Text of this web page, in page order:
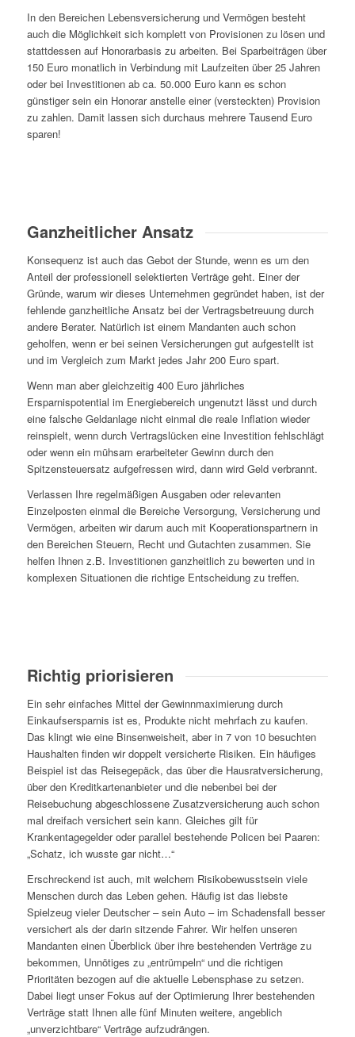
In den Bereichen Lebensversicherung und Vermögen besteht
auch die Möglichkeit sich komplett von Provisionen zu lösen und
stattdessen auf Honorarbasis zu arbeiten. Bei Sparbeiträgen über
150 Euro monatlich in Verbindung mit Laufzeiten über 25 Jahren
oder bei Investitionen ab ca. 50.000 Euro kann es schon
günstiger sein ein Honorar anstelle einer (versteckten) Provision
zu zahlen. Damit lassen sich durchaus mehrere Tausend Euro
sparen!
Ganzheitlicher Ansatz
Konsequenz ist auch das Gebot der Stunde, wenn es um den
Anteil der professionell selektierten Verträge geht. Einer der
Gründe, warum wir dieses Unternehmen gegründet haben, ist der
fehlende ganzheitliche Ansatz bei der Vertragsbetreuung durch
andere Berater. Natürlich ist einem Mandanten auch schon
geholfen, wenn er bei seinen Versicherungen gut aufgestellt ist
und im Vergleich zum Markt jedes Jahr 200 Euro spart.
Wenn man aber gleichzeitig 400 Euro jährliches
Ersparnispotential im Energiebereich ungenutzt lässt und durch
eine falsche Geldanlage nicht einmal die reale Inflation wieder
reinspielt, wenn durch Vertragslücken eine Investition fehlschlägt
oder wenn ein mühsam erarbeiteter Gewinn durch den
Spitzensteuersatz aufgefressen wird, dann wird Geld verbrannt.
Verlassen Ihre regelmäßigen Ausgaben oder relevanten
Einzelposten einmal die Bereiche Versorgung, Versicherung und
Vermögen, arbeiten wir darum auch mit Kooperationspartnern in
den Bereichen Steuern, Recht und Gutachten zusammen. Sie
helfen Ihnen z.B. Investitionen ganzheitlich zu bewerten und in
komplexen Situationen die richtige Entscheidung zu treffen.
Richtig priorisieren
Ein sehr einfaches Mittel der Gewinnmaximierung durch
Einkaufsersparnis ist es, Produkte nicht mehrfach zu kaufen.
Das klingt wie eine Binsenweisheit, aber in 7 von 10 besuchten
Haushalten finden wir doppelt versicherte Risiken. Ein häufiges
Beispiel ist das Reisegepäck, das über die Hausratversicherung,
über den Kreditkartenanbieter und die nebenbei bei der
Reisebuchung abgeschlossene Zusatzversicherung auch schon
mal dreifach versichert sein kann. Gleiches gilt für
Krankentagegelder oder parallel bestehende Policen bei Paaren:
„Schatz, ich wusste gar nicht…“
Erschreckend ist auch, mit welchem Risikobewusstsein viele
Menschen durch das Leben gehen. Häufig ist das liebste
Spielzeug vieler Deutscher – sein Auto – im Schadensfall besser
versichert als der darin sitzende Fahrer. Wir helfen unseren
Mandanten einen Überblick über ihre bestehenden Verträge zu
bekommen, Unnötiges zu „entrümpeln“ und die richtigen
Prioritäten bezogen auf die aktuelle Lebensphase zu setzen.
Dabei liegt unser Fokus auf der Optimierung Ihrer bestehenden
Verträge statt Ihnen alle fünf Minuten weitere, angeblich
„unverzichtbare“ Verträge aufzudrängen.